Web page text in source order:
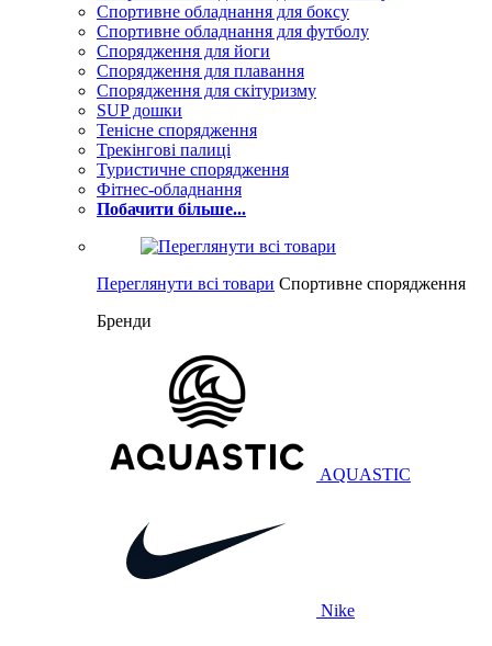
Спортивне обладнання для боксу
Спортивне обладнання для футболу
Спорядження для йоги
Спорядження для плавання
Спорядження для скітуризму
SUP дошки
Тенісне спорядження
Трекінгові палиці
Туристичне спорядження
Фітнес-обладнання
Побачити більше...
Переглянути всі товари Спортивне спорядження
Бренди
AQUASTIC
Nike